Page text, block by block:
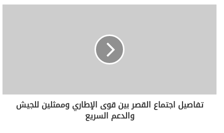
تفاصيل اجتماع القصر بين قوى الإطاري وممثلين للجيش
والدعم السريع